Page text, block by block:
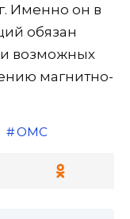
Именно он в
обязан
возможных
магнитно-
ОМС